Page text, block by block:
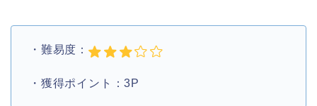
・難易度：
・獲得ポイント：3P